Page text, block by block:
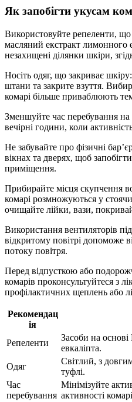
Як запобігти укусам
Використовуйте репеленти,
масляний екстракт лимонного
незахищені ділянки шкіри,
Носіть одяг, що закриває
штани та закрите взуття.
комарі більше приваблюють
Зменшуйте час перебування на
вечірні години, коли
Не забувайте про фізичні
вікнах та дверях, щоб
приміщення.
Прибирайте місця скупчення
комарі розмножуються у
очищайте лійки, вази,
Використання вентиляторів
відкритому повітрі допоможе
потоку повітря.
Перед відпусткою або
комарів проконсультуйтеся з
профілактичних щеплень або
Рекомендац
ія
Репеленти
Засоби на
евкаліпта.
Одяг
Світлий, з
туфлі.
Час
перебування
Мінімізуйте
активності